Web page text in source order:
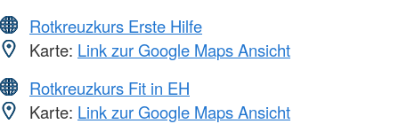
Rotkreuzkurs Erste Hilfe
Karte: Link zur Google Maps Ansicht
Rotkreuzkurs Fit in EH
Karte: Link zur Google Maps Ansicht